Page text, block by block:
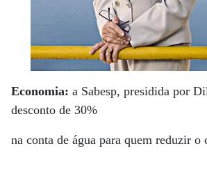
Economia: a Sabesp, presidida por
desconto de 30%
na conta de água para quem reduzir o